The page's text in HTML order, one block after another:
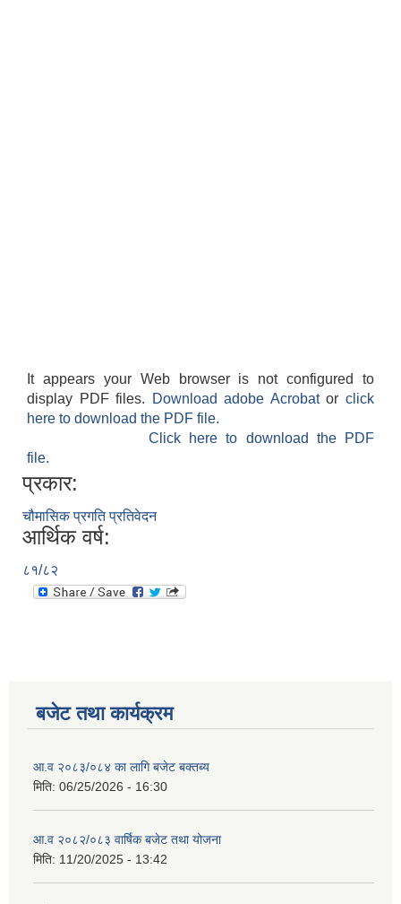
It appears your Web browser is not configured to
display PDF files.
Download adobe Acrobatorclick
here to download the PDF file.
Click here to download the PDF
file.
प्रकार:
चौमासिक प्रगति प्रतिवेदन
आर्थिक वर्ष:
८१/८२
बजेट तथा कार्यक्रम
आ.व २०८३/०८४ का लागि बजेट बक्तब्य
मिति: 06/25/2026 - 16:30
आ.व २०८२/०८३ वार्षिक बजेट तथा योजना
मिति: 11/20/2025 - 13:42